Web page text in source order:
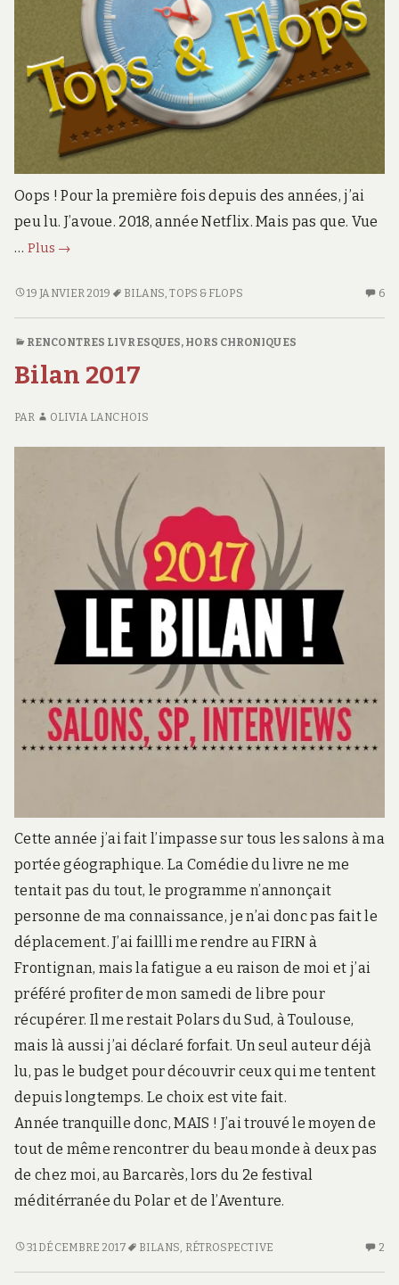
Oops ! Pour la première fois depuis des années, j’ai
peu lu. J’avoue. 2018, année Netflix. Mais pas que. Vue
… Plus Tops
Flops
2018
→
TOPS
19 JANVIER 2019 BILANS,TOPS & FLOPS 6
RENCONTRES LIVRESQUES, HORS CHRONIQUES
Bilan 2017
PAR OLIVIA LANCHOIS
Cette année j’ai fait l’impasse sur tous les salons à ma
portée géographique. La Comédie du livre ne me
tentait pas du tout, le programme n’annonçait
personne de ma connaissance, je n’ai donc pas fait le
déplacement. J’ai faillli me rendre au FIRN à
Frontignan, mais la fatigue a eu raison de moi et j’ai
préféré profiter de mon samedi de libre pour
récupérer. Il me restait Polars du Sud, à Toulouse,
mais là aussi j’ai déclaré forfait. Un seul auteur déjà
lu, pas le budget pour découvrir ceux qui me tentent
depuis longtemps. Le choix est vite fait.
Année tranquille donc, MAIS ! J’ai trouvé le moyen de
tout de même rencontrer du beau monde à deux pas
de chez moi, au Barcarès, lors du 2e festival
méditérranée du Polar et de l’Aventure.
BILAN
31 DÉCEMBRE 2017 BILANS, RÉTROSPECTIVE 2